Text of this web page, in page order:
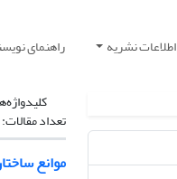
اطلاعات نشریه راهنمای
تعداد مقالات:
موانع